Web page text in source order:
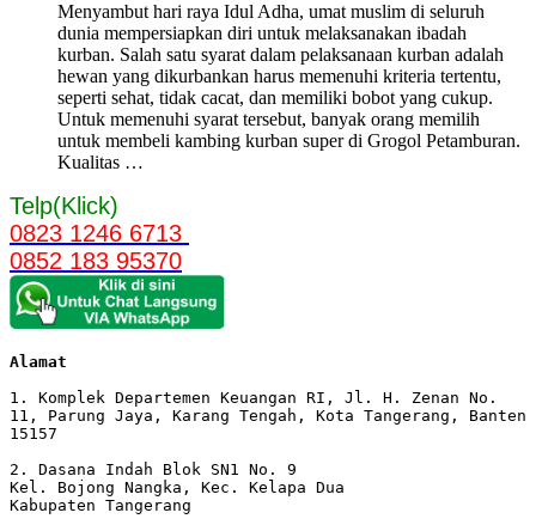
Menyambut hari raya Idul Adha, umat muslim di seluruh
dunia mempersiapkan diri untuk melaksanakan ibadah
kurban. Salah satu syarat dalam pelaksanaan kurban adalah
hewan yang dikurbankan harus memenuhi kriteria tertentu,
seperti sehat, tidak cacat, dan memiliki bobot yang cukup.
Untuk memenuhi syarat tersebut, banyak orang memilih
untuk membeli kambing kurban super di Grogol Petamburan.
Kualitas …
Telp(Klick)
0823 1246 6713
0852 183 95370
Alamat
1. Komplek Departemen Keuangan RI, Jl. H. Zenan No.
11, Parung Jaya, Karang Tengah, Kota Tangerang, Banten
15157
2. Dasana Indah Blok SN1 No. 9
Kel. Bojong Nangka, Kec. Kelapa Dua
Kabupaten Tangerang